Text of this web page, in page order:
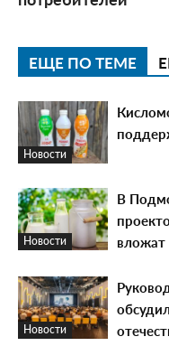
ЕЩЕ ПО ТЕМЕ
Новости
Новости
В
Новости